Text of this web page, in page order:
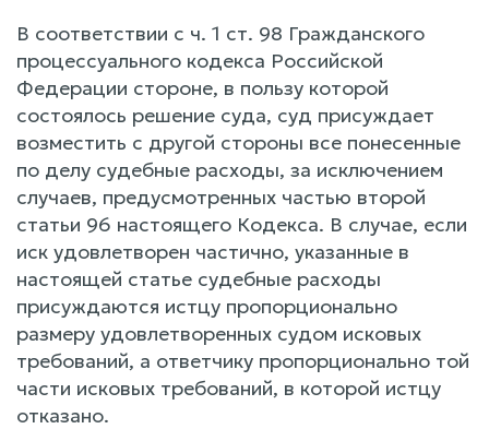
В соответствии с ч. 1 ст. 98 Гражданского
процессуального кодекса Российской
Федерации стороне, в пользу которой
состоялось решение суда, суд присуждает
возместить с другой стороны все понесенные
по делу судебные расходы, за исключением
случаев, предусмотренных частью второй
статьи 96 настоящего Кодекса. В случае, если
иск удовлетворен частично, указанные в
настоящей статье судебные расходы
присуждаются истцу пропорционально
размеру удовлетворенных судом исковых
требований, а ответчику пропорционально той
части исковых требований, в которой истцу
отказано.